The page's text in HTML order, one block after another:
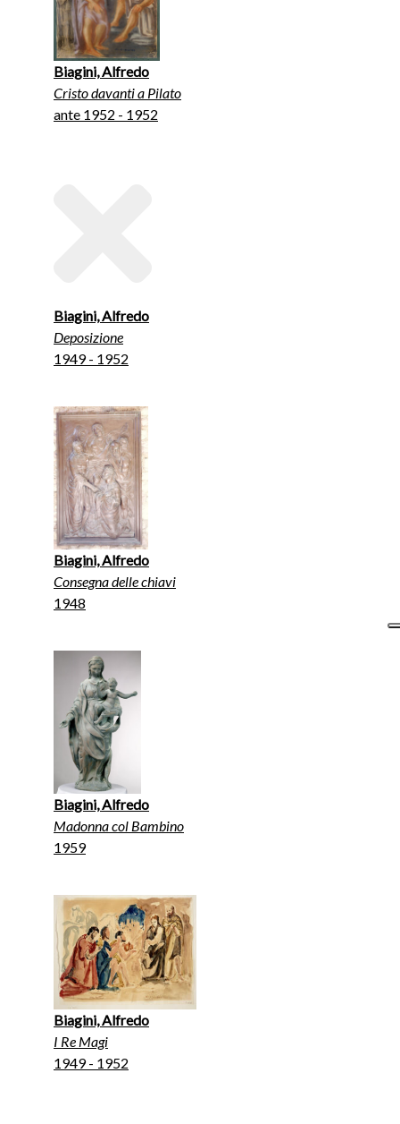
Biagini, Alfredo
Cristo davanti a Pilato
ante 1952 - 1952
Biagini, Alfredo
Deposizione
1949 - 1952
Biagini, Alfredo
Consegna delle chiavi
1948
Biagini, Alfredo
Madonna col Bambino
1959
Biagini, Alfredo
I Re Magi
1949 - 1952